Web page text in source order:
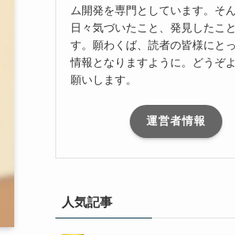
ム開発を専門としています。そ
日々気づいたこと、発見したこ
す。願わくば、読者の皆様にと
情報となりますように。どうぞ
願いします。
運営者情報
人気記事